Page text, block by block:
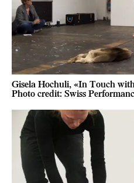
Gisela Hochuli, «In Touch
Photo credit: Swiss